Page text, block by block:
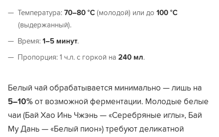
Температура: 70–80 °C (молодой) или до 100 °C
(выдержанный).
Время: 1–5 минут.
Пропорция: 1 ч.л. с горкой на 240 мл.
Белый чай обрабатывается минимально — лишь на
5–10% от возможной ферментации. Молодые белые
чаи (Бай Хао Инь Чжэнь — «Серебряные иглы», Бай
Му Дань — «Белый пион») требуют деликатной